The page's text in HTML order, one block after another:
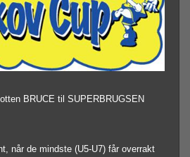
BRUCE til SUPERBRUGSEN
når de mindste (U5-U7) får overrakt